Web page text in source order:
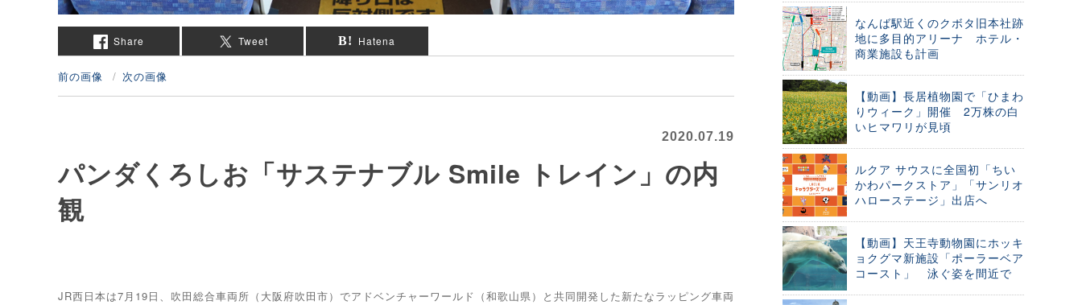
Share Tweet Hatena
前の画像 次の画像
2020.07.19
パンダくろしお「サステナブル Smile トレイン」の内
観
JR西日本は7月19日、吹田総合車両所（大阪府吹田市）でアドベンチャーワールド（和歌山県）と共同開発した新たなラッピング車両
なんば駅近くのクボタ旧本社跡
地に多目的アリーナ ホテル・
商業施設も計画
【動画】長居植物園で「ひまわ
りウィーク」開催 2万株の白
いヒマワリが見頃
ルクア サウスに全国初「ちい
かわパークストア」「サンリオ
ハローステージ」出店へ
【動画】天王寺動物園にホッキ
ョクグマ新施設「ポーラーベア
コースト」 泳ぐ姿を間近で